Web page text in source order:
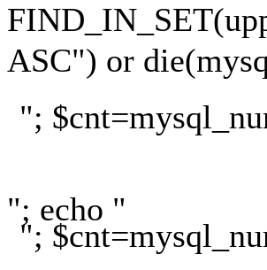
ASC") or
";
"; echo "
";